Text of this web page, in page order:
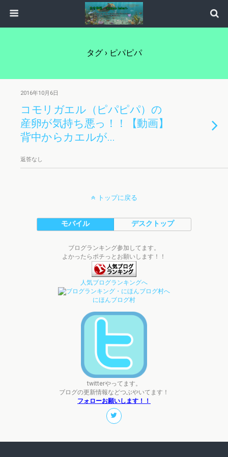
タグ › ピパピパ
2016年10月6日
コモリガエル（ピパピパ）の
産卵が気持ち悪っ！！【動画】
背中からカエルが…
返答なし
トップに戻る
モバイル デスクトップ
ブログランキング参加してます。
よかったらポチっとお願いします！！
人気ブログランキングへ
にほんブログ村
twitterやってます。
ブログの更新情報などつぶやいてます！
フォローお願いします！！